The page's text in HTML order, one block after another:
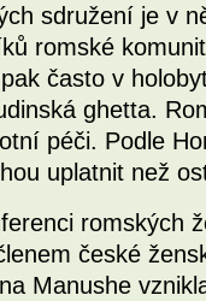
sdružení je v
romské
často v
ghetta.
péči. Podle
uplatnit než
romských
české
Manushe